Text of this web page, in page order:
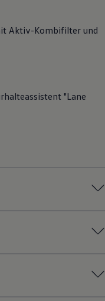
Aktiv-Kombifilter und
"Lane